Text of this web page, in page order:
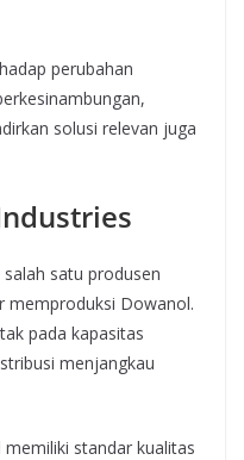
perubahan
solusi relevan juga
satu produsen
memproduksi Dowanol.
pada kapasitas
menjangkau
standar kualitas